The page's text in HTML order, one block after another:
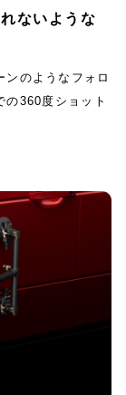
ないような
のようなフォロ
の360度ショット